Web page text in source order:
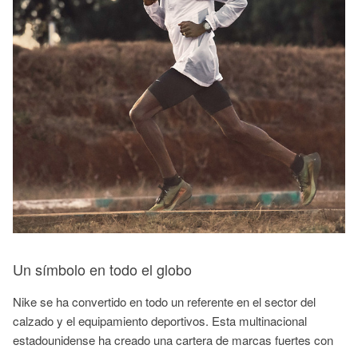
Un símbolo en todo el globo
Nike se ha convertido en todo un referente en el sector del
calzado y el equipamiento deportivos. Esta multinacional
estadounidense ha creado una cartera de marcas fuertes con